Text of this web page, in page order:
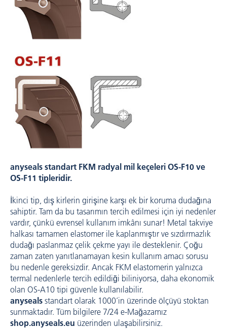
anyseals standart FKM radyal mil keçeleri OS-F10 ve
OS-F11 tipleridir.
İkinci tip, dış kirlerin girişine karşı ek bir koruma dudağına
sahiptir. Tam da bu tasarımın tercih edilmesi için iyi nedenler
vardır, çünkü evrensel kullanım imkânı sunar! Metal takviye
halkası tamamen elastomer ile kaplanmıştır ve sızdırmazlık
dudağı paslanmaz çelik çekme yayı ile desteklenir. Çoğu
zaman zaten yanıtlanamayan kesin kullanım amacı sorusu
bu nedenle gereksizdir. Ancak FKM elastomerin yalnızca
termal nedenlerle tercih edildiği biliniyorsa, daha ekonomik
olan OS-A10 tipi güvenle kullanılabilir.
anyseals standart olarak 1000’in üzerinde ölçüyü stoktan
sunmaktadır. Tüm bilgilere 7/24 e-Mağazamız
shop.anyseals.eu üzerinden ulaşabilirsiniz.